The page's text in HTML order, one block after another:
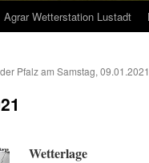
Agrar Wetterstation Lustadt
Pfalz am Samstag, 09.01.2021
Wetterlage